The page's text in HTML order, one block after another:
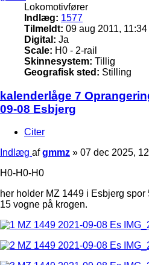
Lokomotivfører
Indlæg: 1577
Tilmeldt: 09 aug 2011, 11:34
Digital: Ja
Scale: H0 - 2-rail
Skinnesystem: Tillig
Geografisk sted: Stilling
kalenderlåge 7
09-08 Esbjerg
Citer
Indlæg afgmmz » 07 dec 2025,
H0-H0-H0
her holder MZ 1449 i Esbjerg spor
15 vogne på krogen.